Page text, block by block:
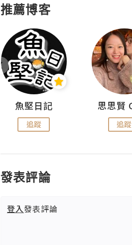
推薦博客
魚堅日記
追蹤 追蹤
發表評論
登入發表評論